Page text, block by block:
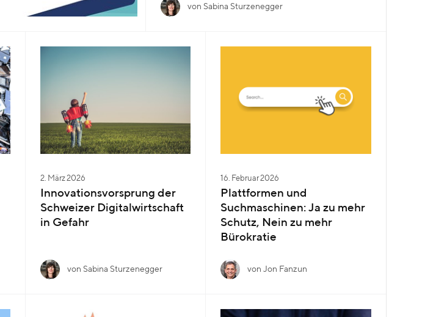
von Sabina Sturzenegger
2. März 2026
Innovationsvorsprung der
Schweizer Digitalwirtschaft
in Gefahr
von Sabina Sturzenegger
16. Februar 2026
Plattformen und
Suchmaschinen: Ja zu mehr
Schutz, Nein zu mehr
Bürokratie
von Jon Fanzun